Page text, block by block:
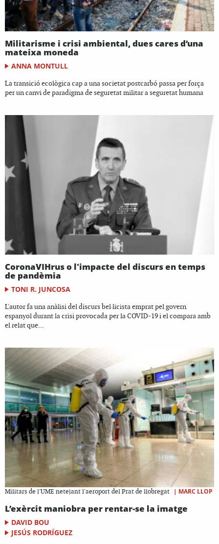
Militarisme i crisi ambiental, dues cares d’una
mateixa moneda
ANNA MONTULL
La transició ecològica cap a una societat postcarbó passa per força
per un canvi de paradigma de seguretat militar a seguretat humana
CoronaVIHrus o l'impacte del discurs en temps
de pandèmia
TONI R. JUNCOSA
L'autor fa una anàlisi del discurs bel·licista emprat pel govern
espanyol durant la crisi provocada per la COVID-19 i el compara amb
el relat que...
Militars de l'UME netejant l'aeroport del Prat de llobregat | MARC LLOP
L’exèrcit maniobra per rentar-se la imatge
DAVID BOU
JESÚS RODRÍGUEZ